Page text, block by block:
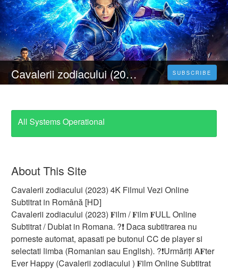
Cavalerii zodiacului (2023) 4K Filmul Vezi Online Subtitrat in Română [HD] SUBSCRIBE
All Systems Operational
About This Site
Cavalerii zodiacului (2023) 4K Filmul Vezi Online
Subtitrat in Română [HD]
Cavalerii zodiacului (2023) 𝐅ilm / 𝐅ilm 𝐅ULL Online
Subtitrat / Dublat in Romana. ?❗️️ Daca subtitrarea nu
porneste automat, apasati pe butonul CC de player si
selectati limba (Romanian sau English). ?❗️️Urmăriți A𝐅ter
Ever Happy (Cavalerii zodiacului ) 𝐅ilm Online Subtitrat